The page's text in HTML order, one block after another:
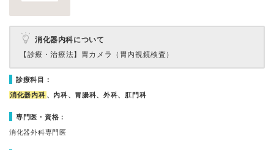
消化器内科について
【診療・治療法】 胃カメラ（胃内視鏡検査）
診療科目：
消化器内科 、内科、胃腸科、外科、肛門科
専門医・資格：
消化器外科専門医